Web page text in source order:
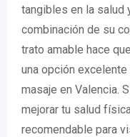
tangibles en la salud
combinación de su
trato amable hace
una opción
masaje en Valencia.
mejorar tu salud
recomendable para